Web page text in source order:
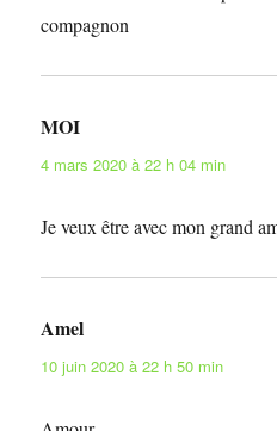
compagnon
MOI
4 mars 2020 à 22 h 04 min
Je veux être avec mon grand
Amel
10 juin 2020 à 22 h 50 min